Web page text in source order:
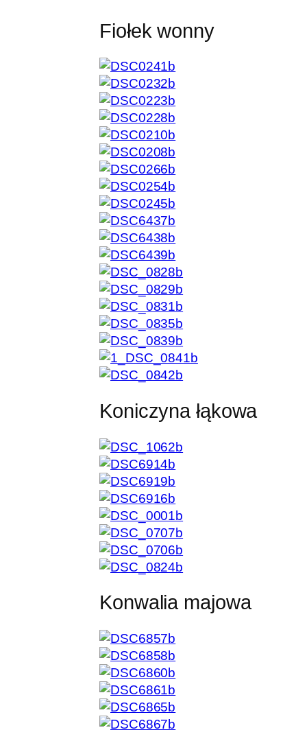
Fiołek wonny
Koniczyna łąkowa
Konwalia majowa